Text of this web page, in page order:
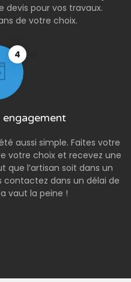
pour vos travaux.
de votre choix.
4
engagement
aussi simple. Faites votre
votre choix et recevez une
que l’artisan soit dans un
dans un délai de
vaut la peine !